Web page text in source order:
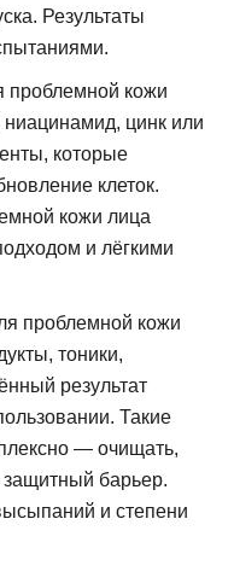
Результаты
проблемной кожи
ниацинамид, цинк или
которые
клеток.
кожи лица
и лёгкими
проблемной кожи
тоники,
результат
Такие
— очищать,
защитный барьер.
и степени